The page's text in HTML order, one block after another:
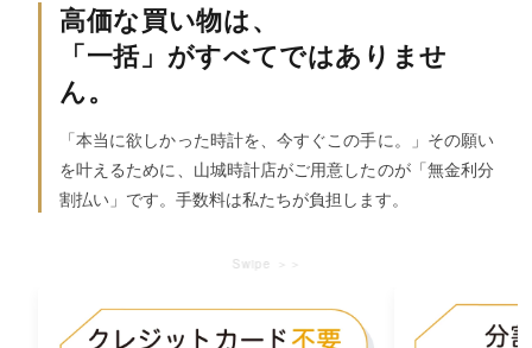
高価な買い物は、
「一括」がすべてではありませ
ん。
「本当に欲しかった時計を、今すぐこの手に。」その願い
を叶えるために、山城時計店がご用意したのが「無金利分
割払い」です。手数料は私たちが負担します。
Swipe ＞＞